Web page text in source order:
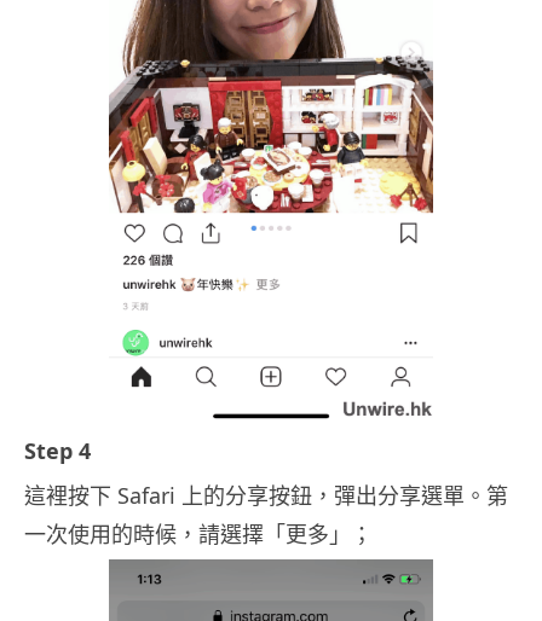
Step 4
這裡按下 Safari 上的分享按鈕，彈出分享選單。第
一次使用的時候，請選擇「更多」；